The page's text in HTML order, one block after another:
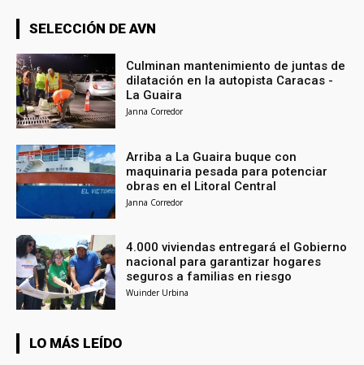
SELECCIÓN DE AVN
Culminan mantenimiento de juntas de
dilatación en la autopista Caracas -
La Guaira
Janna Corredor
Arriba a La Guaira buque con
maquinaria pesada para potenciar
obras en el Litoral Central
Janna Corredor
4.000 viviendas entregará el Gobierno
nacional para garantizar hogares
seguros a familias en riesgo
Wuinder Urbina
LO MÁS LEÍDO